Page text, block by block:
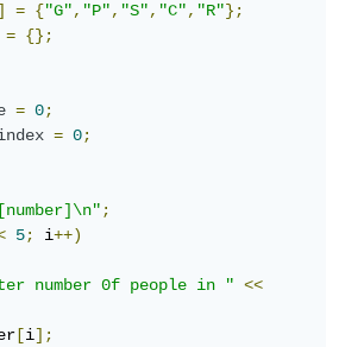
] = {"G","P","S","C","R"};
= {};
= 0;
= 0;
;
< 5; i++)
number 0f people in "
<<
[i];